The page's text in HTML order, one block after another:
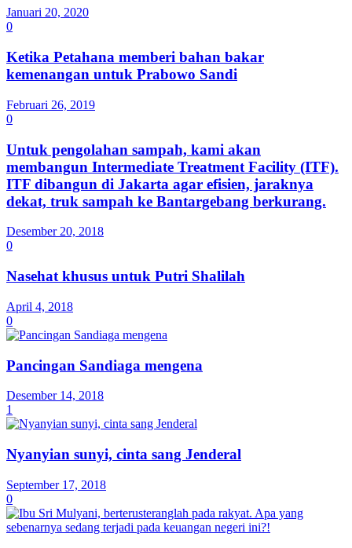
Januari 20, 2020
0
Ketika Petahana memberi bahan bakar
kemenangan untuk Prabowo Sandi
Februari 26, 2019
0
Untuk pengolahan sampah, kami akan
membangun Intermediate Treatment Facility (ITF).
ITF dibangun di Jakarta agar efisien, jaraknya
dekat, truk sampah ke Bantargebang berkurang.
Desember 20, 2018
0
Nasehat khusus untuk Putri Shalilah
April 4, 2018
0
Pancingan Sandiaga mengena
Desember 14, 2018
1
Nyanyian sunyi, cinta sang Jenderal
September 17, 2018
0